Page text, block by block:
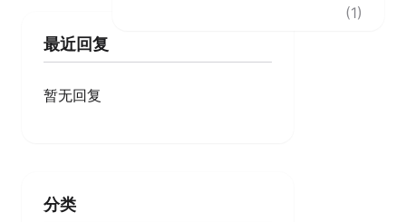
最近回复
暂无回复
分类
(1)